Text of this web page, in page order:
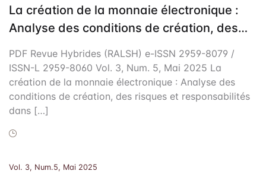
La création de la monnaie électronique :
Analyse des conditions de création, des
risques et responsabilités dans la zone
CEMAC
PDF Revue Hybrides (RALSH) e-ISSN 2959-8079 /
ISSN-L 2959-8060 Vol. 3, Num. 5, Mai 2025 La
création de la monnaie électronique : Analyse des
conditions de création, des risques et responsabilités
dans […]
Vol. 3, Num.5, Mai 2025